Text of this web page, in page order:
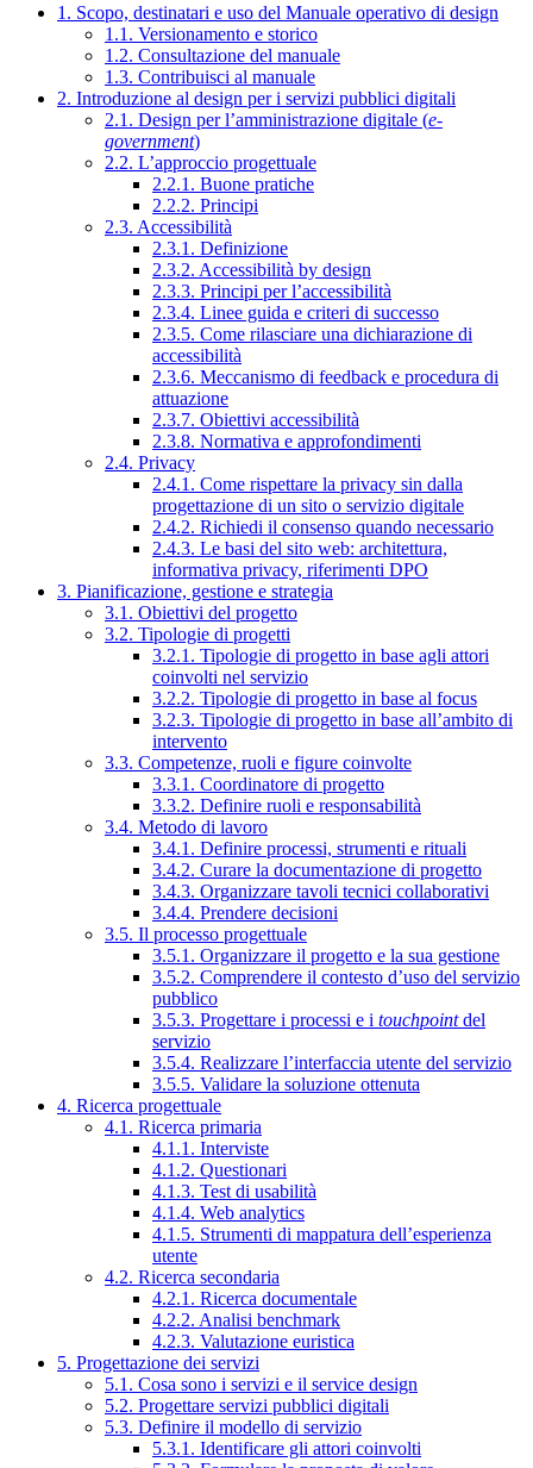
1. Scopo, destinatari e uso del Manuale operativo di design
1.1. Versionamento e storico
1.2. Consultazione del manuale
1.3. Contribuisci al manuale
2. Introduzione al design per i servizi pubblici digitali
2.1. Design per l’amministrazione digitale (e-
government)
2.2. L’approccio progettuale
2.2.1. Buone pratiche
2.2.2. Principi
2.3. Accessibilità
2.3.1. Definizione
2.3.2. Accessibilità by design
2.3.3. Principi per l’accessibilità
2.3.4. Linee guida e criteri di successo
2.3.5. Come rilasciare una dichiarazione di
accessibilità
2.3.6. Meccanismo di feedback e procedura di
attuazione
2.3.7. Obiettivi accessibilità
2.3.8. Normativa e approfondimenti
2.4. Privacy
2.4.1. Come rispettare la privacy sin dalla
progettazione di un sito o servizio digitale
2.4.2. Richiedi il consenso quando necessario
2.4.3. Le basi del sito web: architettura,
informativa privacy, riferimenti DPO
3. Pianificazione, gestione e strategia
3.1. Obiettivi del progetto
3.2. Tipologie di progetti
3.2.1. Tipologie di progetto in base agli attori
coinvolti nel servizio
3.2.2. Tipologie di progetto in base al focus
3.2.3. Tipologie di progetto in base all’ambito di
intervento
3.3. Competenze, ruoli e figure coinvolte
3.3.1. Coordinatore di progetto
3.3.2. Definire ruoli e responsabilità
3.4. Metodo di lavoro
3.4.1. Definire processi, strumenti e rituali
3.4.2. Curare la documentazione di progetto
3.4.3. Organizzare tavoli tecnici collaborativi
3.4.4. Prendere decisioni
3.5. Il processo progettuale
3.5.1. Organizzare il progetto e la sua gestione
3.5.2. Comprendere il contesto d’uso del servizio
pubblico
3.5.3. Progettare i processi e i touchpointdel
servizio
3.5.4. Realizzare l’interfaccia utente del servizio
3.5.5. Validare la soluzione ottenuta
4. Ricerca progettuale
4.1. Ricerca primaria
4.1.1. Interviste
4.1.2. Questionari
4.1.3. Test di usabilità
4.1.4. Web analytics
4.1.5. Strumenti di mappatura dell’esperienza
utente
4.2. Ricerca secondaria
4.2.1. Ricerca documentale
4.2.2. Analisi benchmark
4.2.3. Valutazione euristica
5. Progettazione dei servizi
5.1. Cosa sono i servizi e il service design
5.2. Progettare servizi pubblici digitali
5.3. Definire il modello di servizio
5.3.1. Identificare gli attori coinvolti